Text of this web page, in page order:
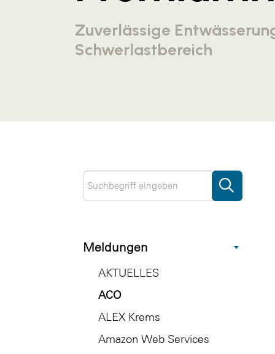
Meldungen
AKTUELLES
ACO
ALEX Krems
Amazon Web Services
Zuverlässige
Schwerlastbereich